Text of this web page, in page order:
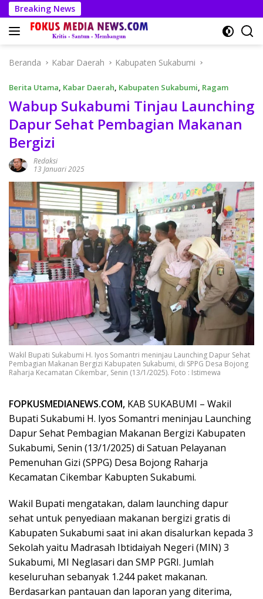
Langsung
ke
konten
Breaking News
Beranda Kabar Daerah Kabupaten Sukabumi
Berita Utama, Kabar Daerah, Kabupaten Sukabumi, Ragam
Wabup Sukabumi Tinjau Launching
Dapur Sehat Pembagian Makanan
Bergizi
Redaksi
13 Januari 2025
Wakil Bupati Sukabumi H. Iyos Somantri meninjau Launching Dapur Sehat
Pembagian Makanan Bergizi Kabupaten Sukabumi, di SPPG Desa Bojong
Raharja Kecamatan Cikembar, Senin (13/1/2025). Foto : Istimewa
FOPKUSMEDIANEWS.COM, KAB SUKABUMI – Wakil
Bupati Sukabumi H. Iyos Somantri meninjau Launching
Dapur Sehat Pembagian Makanan Bergizi Kabupaten
Sukabumi, Senin (13/1/2025) di Satuan Pelayanan
Pemenuhan Gizi (SPPG) Desa Bojong Raharja
Kecamatan Cikembar Kabupten Sukabumi.
Wakil Bupati mengatakan, dalam launching dapur
sehat untuk penyediaan makanan bergizi gratis di
Kabupaten Sukabumi saat ini akan disalurkan kepada 3
Sekolah yaitu Madrasah Ibtidaiyah Negeri (MIN) 3
Sukabumi, MI Neglasari dan SMP PGRI. Jumlah
keseluruhan sebanyak 1.244 paket makanan.
Berdasarkan pantauan dan laporan yang diterima,